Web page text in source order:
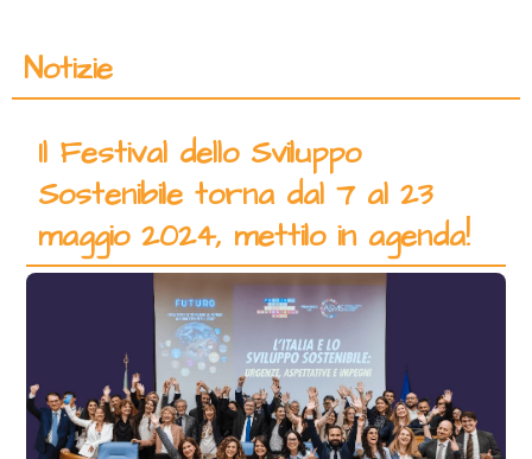
Notizie
Il Festival dello Sviluppo
Sostenibile torna dal 7 al 23
maggio 2024, mettilo in agenda!